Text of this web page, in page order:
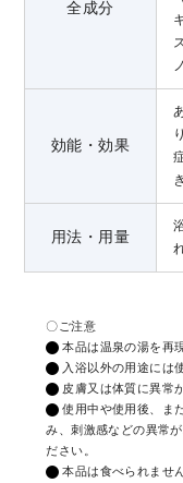
全成分
効能・効果
用法・用量
〇ご注意
本品は温泉の湯を再
入浴以外の用途には
皮膚又は体質に異常
使用中や使用後、ま
み、刺激感などの異常
ださい。
本品は食べられませ